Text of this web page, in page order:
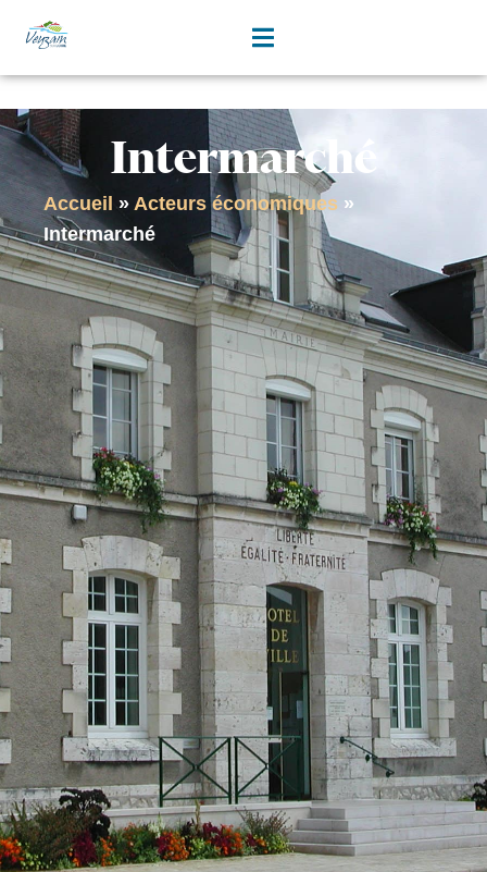
principal
Intermarché
Accueil » Acteurs économiques »
Intermarché